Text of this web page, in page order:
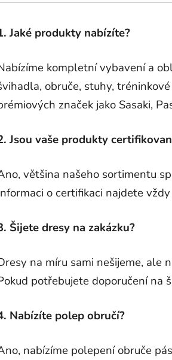
Jaké produkty nabízíte?
kompletní vybavení a
obruče, stuhy,
značek jako Sasaki,
Jsou vaše produkty
většina našeho sortimentu
o certifikaci najdete
Šijete dresy na zakázku?
na míru sami nešijeme, ale
potřebujete doporučení na
Nabízíte polep obručí?
nabízíme polepení obruče